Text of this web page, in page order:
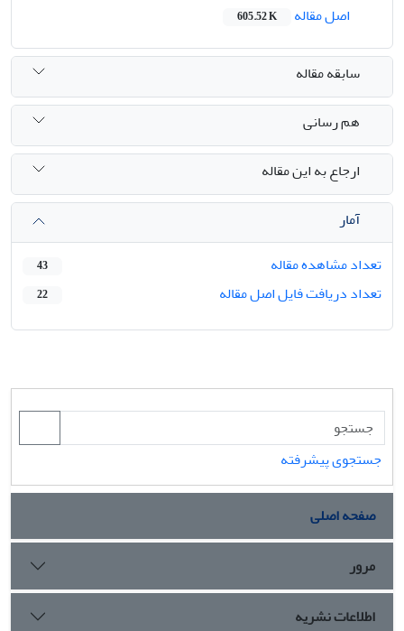
اصل مقاله
605.52 K
سابقه مقاله
هم رسانی
ارجاع به این مقاله
آمار
تعداد مشاهده مقاله
43
تعداد دریافت فایل اصل مقاله 22
جستجوی پیشرفته
صفحه اصلی
مرور
اطلاعات نشریه